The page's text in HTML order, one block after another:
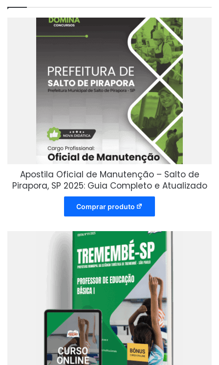
Apostila Oficial de Manutenção – Salto de
Pirapora, SP 2025: Guia Completo e Atualizado
Comprar produto